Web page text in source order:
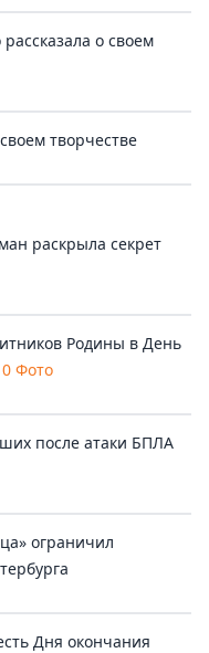
о своем
творчестве
раскрыла секрет
Родины в День
Фото
после атаки БПЛА
ограничил
Дня окончания